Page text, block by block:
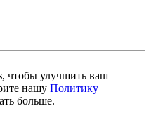
, чтобы улучшить ваш
нашу Политику
больше.